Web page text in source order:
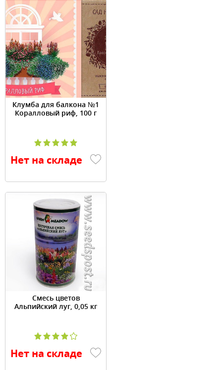
Клумба для балкона №1
Коралловый риф, 100 г
Нет на складе
Смесь цветов
Альпийский луг, 0,05 кг
Нет на складе